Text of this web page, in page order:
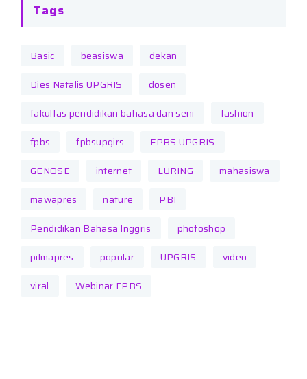
Tags
Basic beasiswa
dekan
Dies Natalis UPGRIS
dosen
fakultas pendidikan bahasa dan seni
fashion
fpbs
fpbsupgirs
FPBS UPGRIS
GENOSE
internet LURING
mahasiswa
mawapres
nature
PBI
Pendidikan Bahasa Inggris
photoshop
pilmapres
popular UPGRIS
video
viral
Webinar FPBS